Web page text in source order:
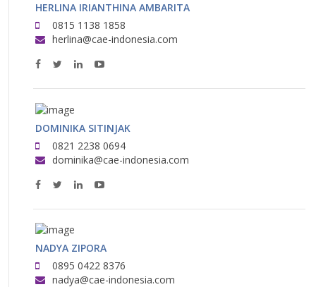
HERLINA IRIANTHINA AMBARITA
0815 1138 1858
herlina@cae-indonesia.com
DOMINIKA SITINJAK
0821 2238 0694
dominika@cae-indonesia.com
NADYA ZIPORA
0895 0422 8376
nadya@cae-indonesia.com